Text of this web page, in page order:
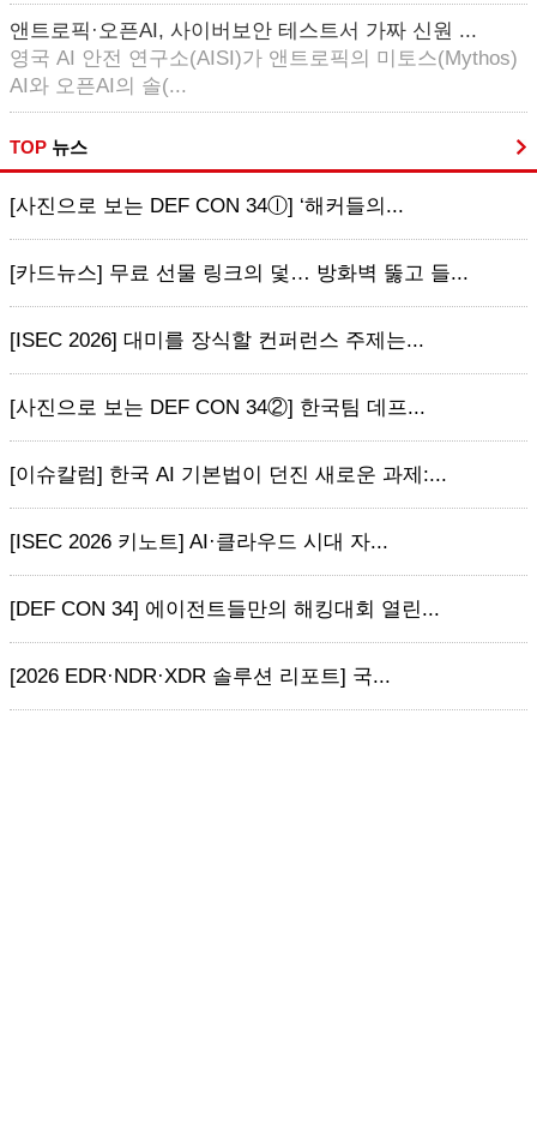
앤트로픽·오픈AI, 사이버보안 테스트서 가짜 신원 ...
영국 AI 안전 연구소(AISI)가 앤트로픽의 미토스(Mythos)
AI와 오픈AI의 솔(...
TOP 뉴스
[사진으로 보는 DEF CON 34ⓛ] ‘해커들의...
[카드뉴스] 무료 선물 링크의 덫… 방화벽 뚫고 들...
[ISEC 2026] 대미를 장식할 컨퍼런스 주제는...
[사진으로 보는 DEF CON 34②] 한국팀 데프...
[이슈칼럼] 한국 AI 기본법이 던진 새로운 과제:...
[ISEC 2026 키노트] AI·클라우드 시대 자...
[DEF CON 34] 에이전트들만의 해킹대회 열린...
[2026 EDR·NDR·XDR 솔루션 리포트] 국...